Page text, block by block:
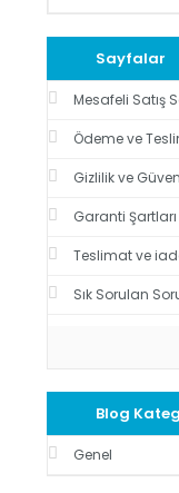
Sayfalar
Mesafeli Satış
Ödeme ve
Gizlilik ve
Garanti Şartları
Teslimat ve
Sık Sorulan
Blog
Genel